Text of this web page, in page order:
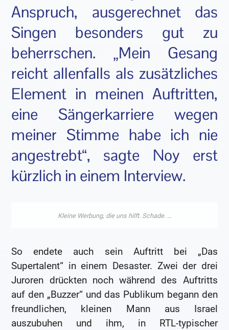
Anspruch, ausgerechnet das
Singen besonders gut zu
beherrschen. „Mein Gesang
reicht allenfalls als zusätzliches
Element in meinen Auftritten,
eine Sängerkarriere wegen
meiner Stimme habe ich nie
angestrebt“, sagte Noy erst
kürzlich in einem Interview.
So endete auch sein Auftritt bei „Das
Supertalent“ in einem Desaster. Zwei der drei
Juroren drückten noch während des Auftritts
auf den „Buzzer“ und das Publikum begann den
freundlichen, kleinen Mann aus Israel
auszubuhen und ihm, in RTL-typischer